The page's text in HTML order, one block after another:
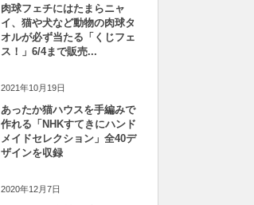
肉球フェチにはたまらニャ
イ、猫や犬など動物の肉球タ
オルが必ず当たる「くじフェ
ス！」6/4まで販売...
2021年10月19日
あったか猫ハウスを手編みで
作れる「NHKすてきにハンド
メイドセレクション」全40デ
ザインを収録
2020年12月7日